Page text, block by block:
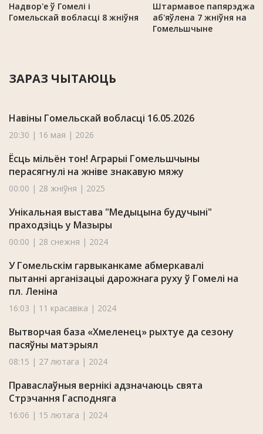
Надвор'е ў Гомелі і
Гомельскай вобласці 8 жніўня
Штармавое
аб'яўлена 7 жніўня на
Гомельшчыне
ЗАРАЗ ЧЫТАЮЦЬ
Навіны Гомельскай вобласці 16.05.2026
20:30 | 16 мая | 2026
Ёсць мільён тон! Аграрыі Гомельшчыны
перасягнулі на жніве знакавую мяжу
00:00 | 28 жніўня | 2025
Унікальная выстава "Медыцына будучыні"
праходзіць у Мазыры
00:00 | 28 снежня | 2024
У Гомельскім гарвыканкаме абмеркавалі
пытанні арганізацыі дарожнага руху ў Гомелі на
пл. Леніна
16:03 | 11 красавіка | 2024
Вытворчая база «Хмеленец» рыхтуе да сезону
пасяўны матэрыял
08:15 | 27 лютага | 2024
Праваслаўныя вернікі адзначаюць свята
Стрэчання Гасподняга
16:06 | 15 лютага | 2024